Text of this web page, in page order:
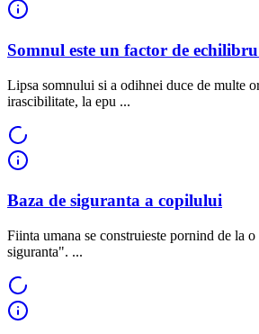
Somnul este un factor de
Lipsa somnului si a odihnei duce de multe
irascibilitate, la epu ...
Baza de siguranta a copilului
Fiinta umana se construieste pornind de la
siguranta". ...